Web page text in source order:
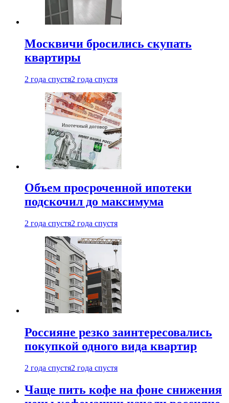
Москвичи бросились скупать
квартиры
2 года спустя2 года спустя
Объем просроченной ипотеки
подскочил до максимума
2 года спустя2 года спустя
Россияне резко заинтересовались
покупкой одного вида квартир
2 года спустя2 года спустя
Чаще пить кофе на фоне снижения